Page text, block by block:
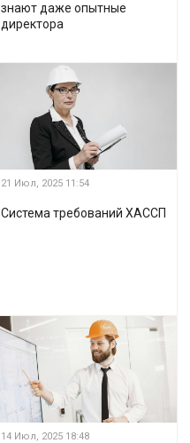
знают даже опытные
директора
21 Июл, 2025 11:54
Система требований ХАССП
14 Июл, 2025 18:48